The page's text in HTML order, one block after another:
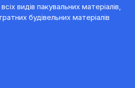
видів пакувальних матеріалів,
будівельних матеріалів